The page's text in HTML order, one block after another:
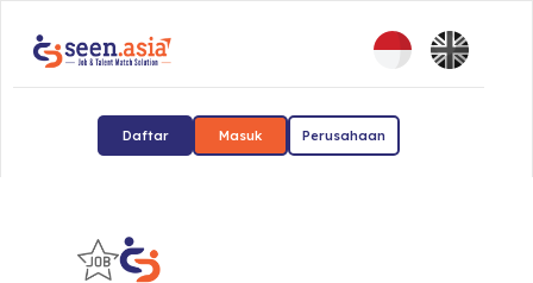
Daftar Masuk Perusahaan